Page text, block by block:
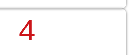
4